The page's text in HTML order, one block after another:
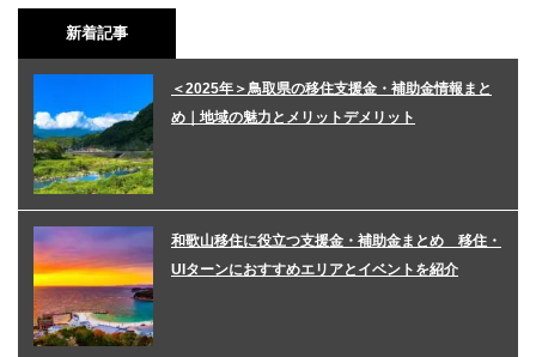
新着記事
＜2025年＞鳥取県の移住支援金・補助金情報まと
め｜地域の魅力とメリットデメリット
和歌山移住に役立つ支援金・補助金まとめ 移住・
UIターンにおすすめエリアとイベントを紹介